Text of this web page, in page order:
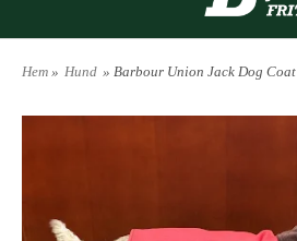
Hem » Hund » Barbour Union Jack Dog Coat